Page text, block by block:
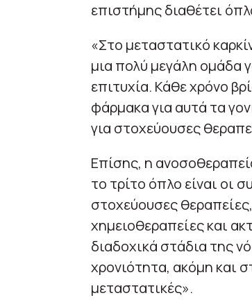
επιστήμης διαθέτει
«Στο μεταστατικό
μια πολύ μεγάλη ομάδα
επιτυχία. Κάθε χρόνο
φάρμακα για αυτά τα
για στοχεύουσες
Επίσης, η
το τρίτο όπλο είναι οι
στοχεύουσες
χημειοθεραπείες και
διαδοχικά στάδια της
χρονιότητα, ακόμη και
μεταστατικές».